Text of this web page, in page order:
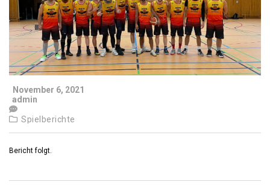
November 6, 2021
admin
Spielberichte
Bericht folgt.